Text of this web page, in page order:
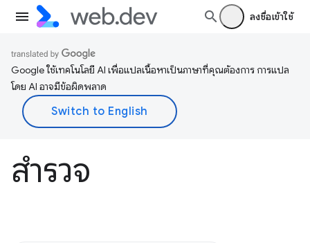
ลงชื่อเข้าใช้
Google ใช้เทคโนโลยี AI เพื่อแปลเนื้อหาเป็นภาษาที่คุณต้องการ การแปล
โดย AI อาจมีข้อผิดพลาด
สำรวจ